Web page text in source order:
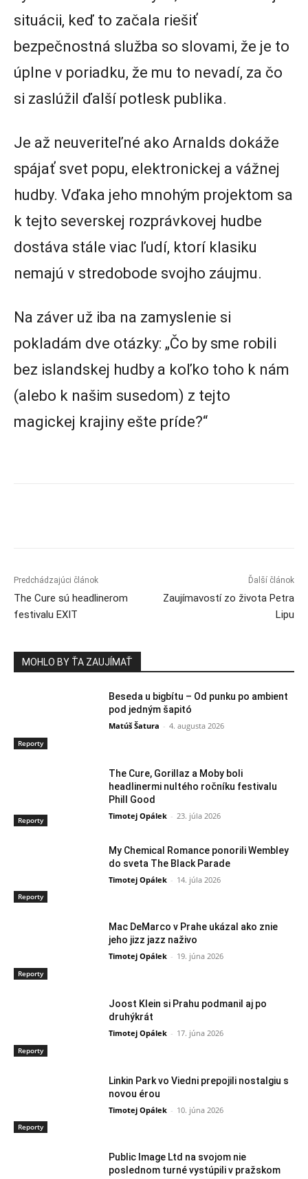
situácii, keď to začala riešiť
bezpečnostná služba so slovami, že je to
úplne v poriadku, že mu to nevadí, za čo
si zaslúžil ďalší potlesk publika.
Je až neuveriteľné ako Arnalds dokáže
spájať svet popu, elektronickej a vážnej
hudby. Vďaka jeho mnohým projektom sa
k tejto severskej rozprávkovej hudbe
dostáva stále viac ľudí, ktorí klasiku
nemajú v stredobode svojho záujmu.
Na záver už iba na zamyslenie si
pokladám dve otázky: „Čo by sme robili
bez islandskej hudby a koľko toho k nám
(alebo k našim susedom) z tejto
magickej krajiny ešte príde?“
Predchádzajúci článok
The Cure sú headlinerom
festivalu EXIT
Ďalší článok
Zaujímavostí zo života Petra
Lipu
MOHLO BY ŤA ZAUJÍMAŤ
Reporty
Beseda u bigbítu – Od punku po ambient
pod jedným šapitó
Matúš Šatura - 4. augusta 2026
Reporty
The Cure, Gorillaz a Moby boli
headlinermi nultého ročníku festivalu
Phill Good
Timotej Opálek - 23. júla 2026
Reporty
My Chemical Romance ponorili Wembley
do sveta The Black Parade
Timotej Opálek - 14. júla 2026
Reporty
Mac DeMarco v Prahe ukázal ako znie
jeho jizz jazz naživo
Timotej Opálek - 19. júna 2026
Reporty
Joost Klein si Prahu podmanil aj po
druhýkrát
Timotej Opálek - 17. júna 2026
Reporty
Linkin Park vo Viedni prepojili nostalgiu s
novou érou
Timotej Opálek - 10. júna 2026
Public Image Ltd na svojom nie
poslednom turné vystúpili v pražskom